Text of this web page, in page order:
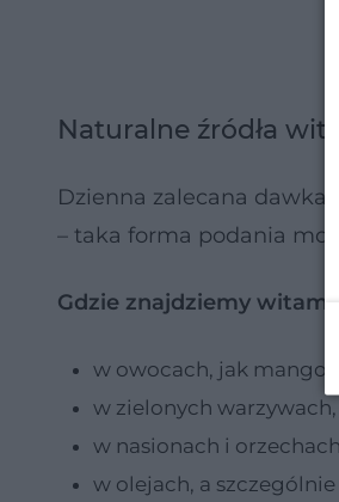
Naturalne źródła
Dzienna zalecana dawka
– taka forma podania
Gdzie znajdziemy
w owocach, jak mango i
w zielonych
w nasionach i
w olejach, a